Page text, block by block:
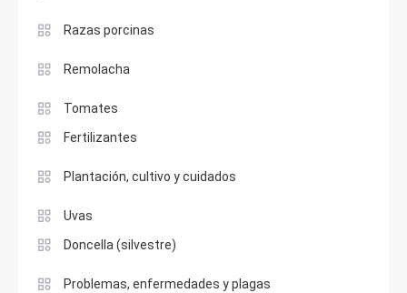
Razas porcinas
Remolacha
Tomates
Fertilizantes
Plantación, cultivo y cuidados
Uvas
Doncella (silvestre)
Problemas, enfermedades y plagas